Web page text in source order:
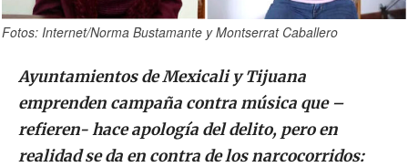
Fotos: Internet/Norma Bustamante y Montserrat Caballero
Ayuntamientos de Mexicali y Tijuana
emprenden campaña contra música que –
refieren- hace apología del delito, pero en
realidad se da en contra de los narcocorridos: